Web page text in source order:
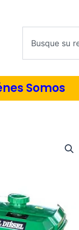
Somos